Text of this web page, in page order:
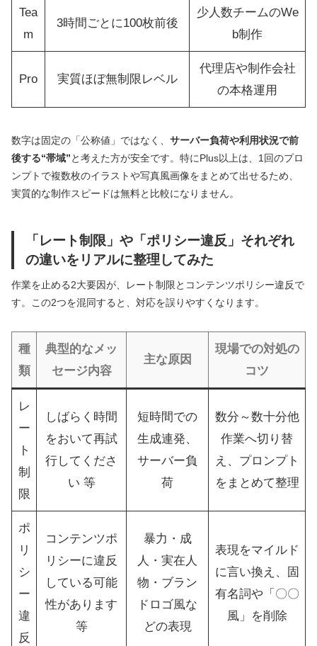
Tea
m
3時間ごとに100枚前後
少人数チームのWe
b制作
Pro 実質ほぼ無制限レベル
代理店や制作会社
の本格運用
数字は固定の「公称値」ではなく、 サーバー負荷や利用状況で前
後する“帯域”と考えた方が安全です。特にPlus以上は、1回のプロ
ンプトで複数枚のイラストや写真風画像をまとめて出せるため、
実質的な制作スピードは無料と比較になりません。
「レート制限」や「ポリシー違反」それぞれ
の違いをリアルに整理してみた
作業を止める2大要因が、レート制限とコンテンツポリシー違反で
す。この2つを混同すると、対応を誤りやすくなります。
種
類
典型的なメッ
セージ内容
主な原因
現場での対処の
コツ
レ
ー
ト
制
限
しばらく時間
をおいて再試
行してくださ
い 等
短時間での
生成連発、
サーバー負
荷
数分～数十分他
作業へ切り替
え、プロンプト
をまとめて整理
ポ
リ
シ
ー
違
反
コンテンツポ
リシーに違反
している可能
性があります
等
暴力・成
人・実在人
物・ブラン
ドロゴ風な
どの表現
表現をマイルド
に言い換え、固
有名詞や「〇〇
風」を削除